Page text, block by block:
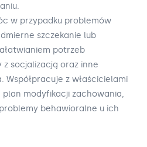
w przypadku problemów
szczekanie lub
potrzeb
socjalizacją oraz inne
Współpracuje z właścicielami
modyfikacji zachowania,
behawioralne u ich